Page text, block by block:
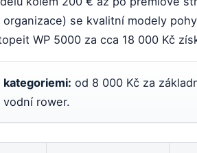
se kvalitní modely
WP 5000 za cca 18 000 Kč
kategoriemi: od 8 000 Kč za
rower.